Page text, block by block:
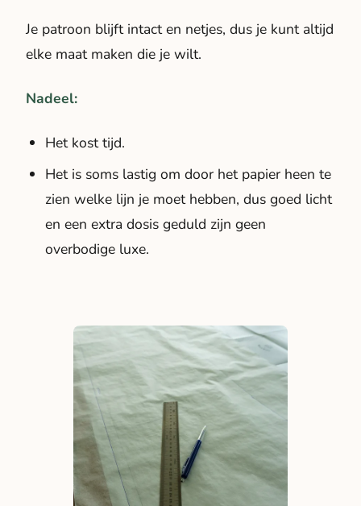
Je patroon blijft intact en netjes, dus je kunt altijd
elke maat maken die je wilt.
Nadeel:
Het kost tijd.
Het is soms lastig om door het papier heen te
zien welke lijn je moet hebben, dus goed licht
en een extra dosis geduld zijn geen
overbodige luxe.